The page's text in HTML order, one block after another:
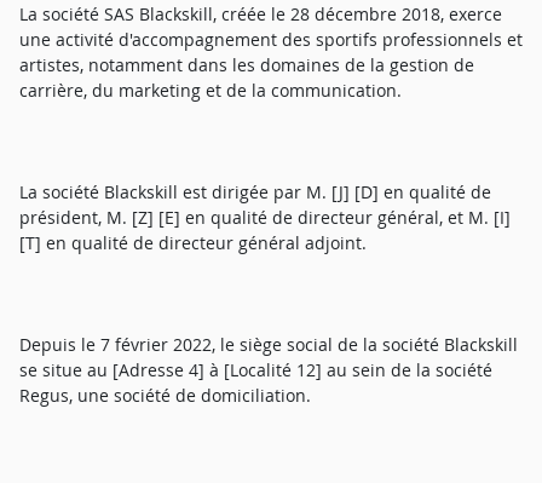
La société SAS Blackskill, créée le 28 décembre 2018, exerce
une activité d'accompagnement des sportifs professionnels et
artistes, notamment dans les domaines de la gestion de
carrière, du marketing et de la communication.
La société Blackskill est dirigée par M. [J] [D] en qualité de
président, M. [Z] [E] en qualité de directeur général, et M. [I]
[T] en qualité de directeur général adjoint.
Depuis le 7 février 2022, le siège social de la société Blackskill
se situe au [Adresse 4] à [Localité 12] au sein de la société
Regus, une société de domiciliation.